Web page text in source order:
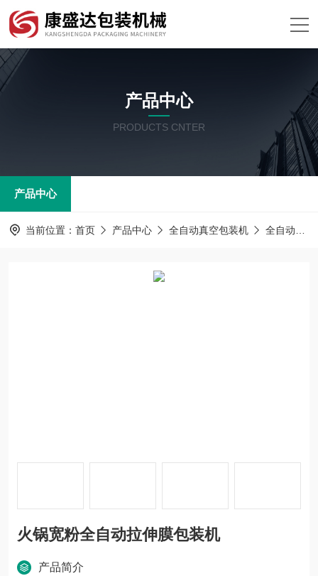
产品中心
PRODUCTS CNTER
产品中心
当前位置： 首页 产品中心 全自动真空包装机 全自动拉伸膜包装机
火锅宽粉全自动拉伸膜包装机
产品简介